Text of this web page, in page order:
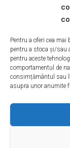
Pentru a oferi cea
pentru a stoca și/sau
pentru aceste
comportamentul de
consimțământul sau
asupra unor anumite
reparatii
pagina
ariston? Tot
Citește mai